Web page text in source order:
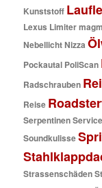
Kunststoff
Lexus Limiter
NebellichtNizza
Pockautal PoliScan
Radschrauben
Reise
Serpentinen
Soundkulisse
Strassenschäden